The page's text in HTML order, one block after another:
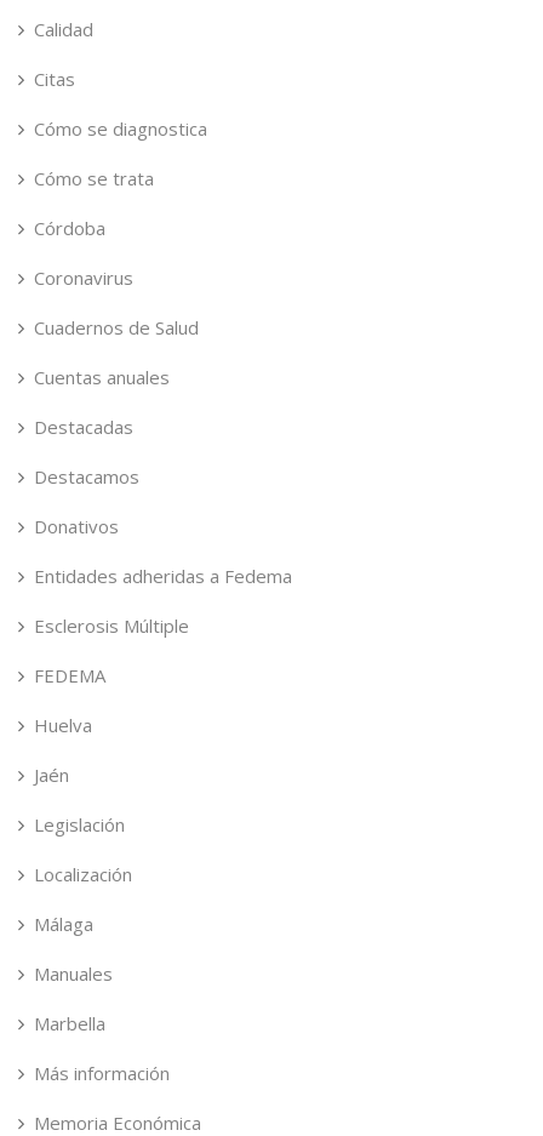
Calidad
Citas
Cómo se diagnostica
Cómo se trata
Córdoba
Coronavirus
Cuadernos de Salud
Cuentas anuales
Destacadas
Destacamos
Donativos
Entidades adheridas a Fedema
Esclerosis Múltiple
FEDEMA
Huelva
Jaén
Legislación
Localización
Málaga
Manuales
Marbella
Más información
Memoria Económica